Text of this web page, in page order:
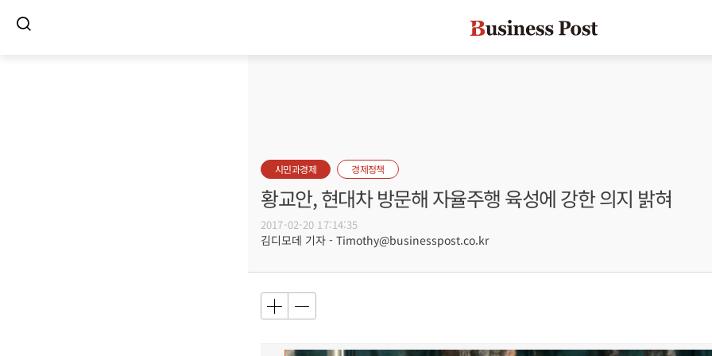
시민과경제 경제정책
황교안, 현대차 방문해 자율주행 육성에 강한 의지 밝혀
2017-02-20 17:14:35
김디모데 기자 - Timothy@businesspost.co.kr